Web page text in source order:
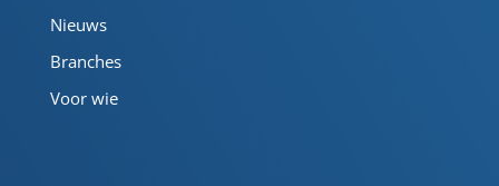
Nieuws
Branches
Voor wie